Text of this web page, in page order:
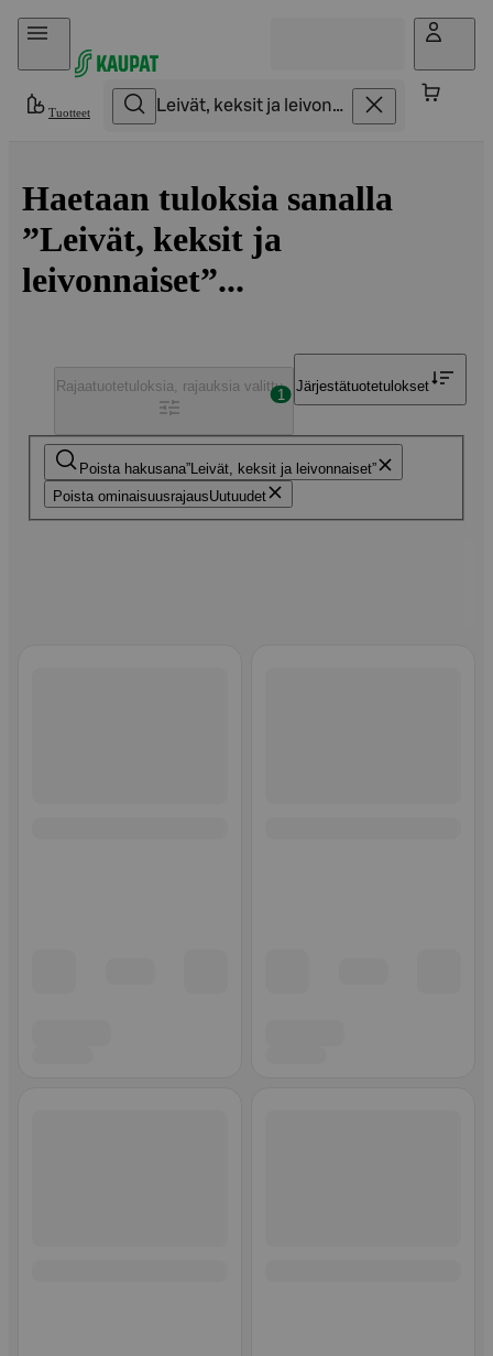
Hyppää sisältöön
Tuotteet
Haetaan tuloksia sanalla
”Leivät, keksit ja
leivonnaiset”...
Poista hakusana Leivät, keksit ja leivonnaiset
Poista ominaisuusrajausUutuudet
Rajaatuotetuloksia, rajauksia valittu
1
Järjestätuotetulokset